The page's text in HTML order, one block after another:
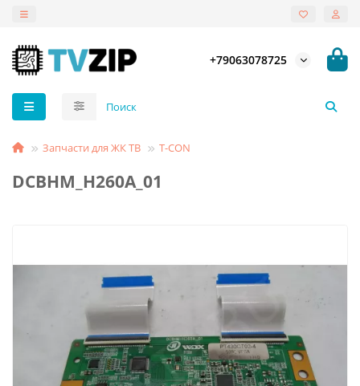
+79063078725
Запчасти для ЖК ТВ T-СON
DCBHM_H260A_01